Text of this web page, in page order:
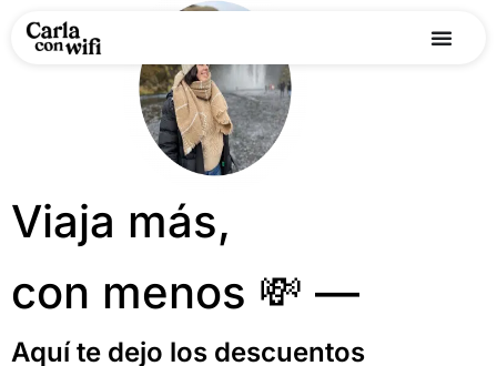
Viaja más,
con menos 💸 —
Aquí te dejo los descuentos